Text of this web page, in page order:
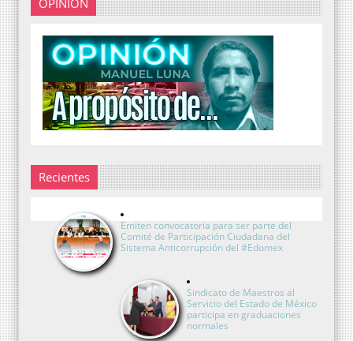
OPINIÓN
Recientes
Emiten convocatoria para ser parte del
Comité de Participación Ciudadana del
Sistema Anticorrupción del #Edomex
Sindicato de Maestros al
Servicio del Estado de México
participa en graduaciones
normales